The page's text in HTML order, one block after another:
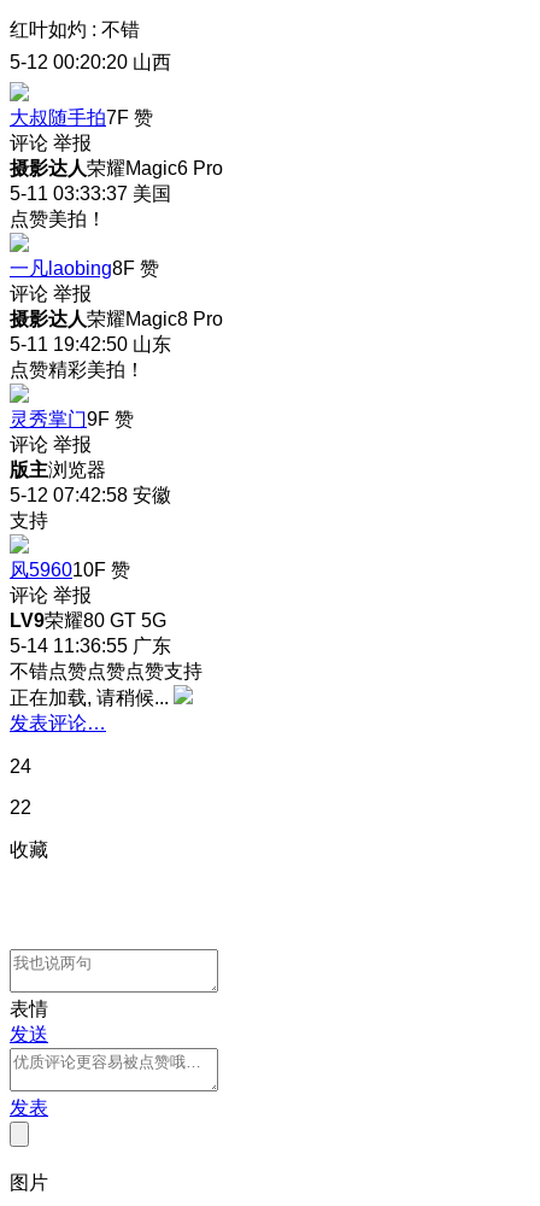
红叶如灼 : 不错
5-12 00:20:20 山西
大叔随手拍7F 赞
评论 举报
摄影达人荣耀Magic6 Pro
5-11 03:33:37 美国
点赞美拍！
一凡laobing8F 赞
评论 举报
摄影达人荣耀Magic8 Pro
5-11 19:42:50 山东
点赞精彩美拍！
灵秀掌门9F 赞
评论 举报
版主浏览器
5-12 07:42:58 安徽
支持
风596010F 赞
评论 举报
LV9荣耀80 GT 5G
5-14 11:36:55 广东
不错点赞点赞点赞支持
正在加载, 请稍候...
发表评论…
24
22
收藏
表情
发送
发表
图片